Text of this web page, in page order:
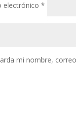
electrónico*
mi nombre,